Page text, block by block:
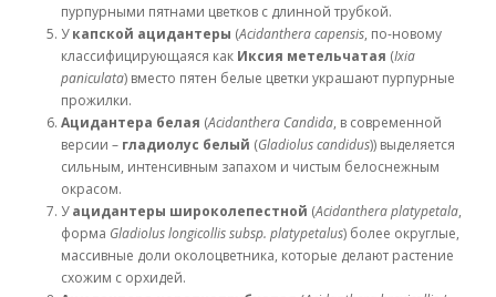
пурпурными пятнами цветков с длинной трубкой.
Укапской ацидантеры (Acidanthera capensis, по-новому
классифицирующаяся как Иксия метельчатая (Ixia
paniculata) вместо пятен белые цветки украшают пурпурные
прожилки.
Ацидантера белая (Acidanthera Candida, в современной
версии – гладиолус белый (Gladiolus candidus)) выделяется
сильным, интенсивным запахом и чистым белоснежным
окрасом.
Уацидантеры широколепестной (Acidanthera platypetala,
форма Gladiolus longicollis subsp. platypetalus) более округлые,
массивные доли околоцветника, которые делают растение
схожим с орхидей.